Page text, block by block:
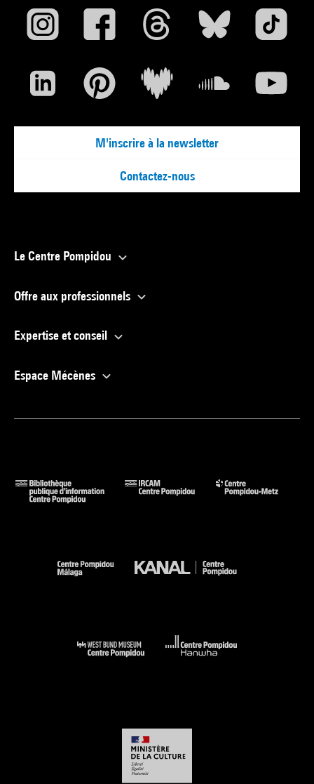
M'inscrire à la newsletter
Contactez-nous
Le Centre Pompidou
Offre aux professionnels
Expertise et conseil
Espace Mécènes